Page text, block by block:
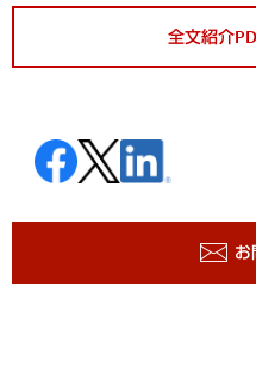
全文紹介
お